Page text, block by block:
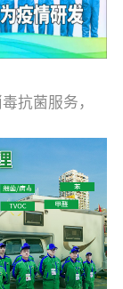
抗菌服务，
奥维牌消毒
人体冠状病
菌率
对于传统消毒